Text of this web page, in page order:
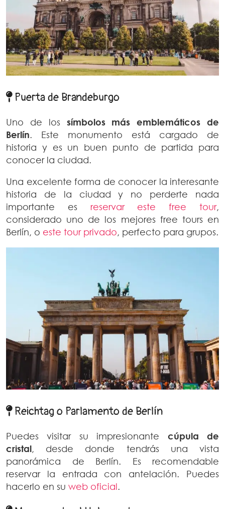
Puerta de Brandeburgo
Uno de los símbolos más emblemáticos de
Berlín. Este monumento está cargado de
historia y es un buen punto de partida para
conocer la ciudad.
Una excelente forma de conocer la interesante
historia de la ciudad y no perderte nada
importante es reservar este free tour,
considerado uno de los mejores free tours en
Berlín, o este tour privado, perfecto para grupos.
Reichtag o Parlamento de Berlín
Puedes visitar su impresionante cúpula de
cristal, desde donde tendrás una vista
panorámica de Berlín. Es recomendable
reservar la entrada con antelación. Puedes
hacerlo en su web oficial.